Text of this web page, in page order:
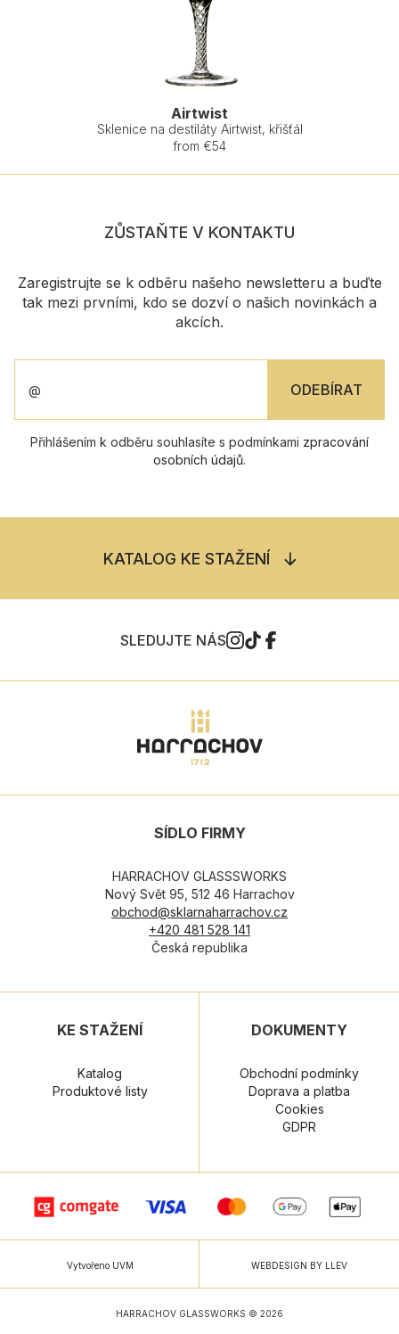
Airtwist
Sklenice na destiláty Airtwist, křišťál
from €54
ZŮSTAŇTE V KONTAKTU
Zaregistrujte se k odběru našeho newsletteru a buďte
tak mezi prvními, kdo se dozví o našich novinkách a
akcích.
Přihlášením k odběru souhlasíte s podmínkami zpracování
osobních údajů.
KATALOG KE STAŽENÍ
SLEDUJTE NÁS
SÍDLO FIRMY
HARRACHOV GLASSSWORKS
Nový Svět 95, 512 46 Harrachov
obchod@sklarnaharrachov.cz
+420 481 528 141
Česká republika
KE STAŽENÍ
Katalog
Produktové listy
DOKUMENTY
Obchodní podmínky
Doprava a platba
Cookies
GDPR
Vytvořeno UVM
HARRACHOV GLASSWORKS © 2026
WEBDESIGN BY LLEV